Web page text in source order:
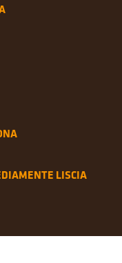
LISCIA